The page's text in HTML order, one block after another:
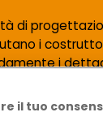
di
i
i
possono
il tuo